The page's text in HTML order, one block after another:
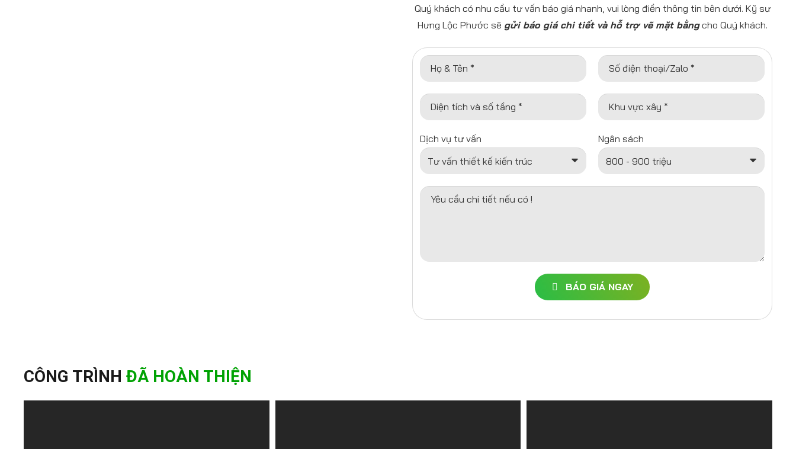
Quý khách có nhu cầu tư vấn báo giá nhanh, vui lòng điền thông tin bên dưới. Kỹ sư
Hưng Lộc Phước sẽ gửi báo giá chi tiết và hỗ trợ vẽ mặt bằngcho Quý khách.
Họ & Tên * Số điện thoại/Zalo *
Diện tích và số tầng * Khu vực xây *
Dịch vụ tư vấn Ngân sách
Yêu cầu chi tiết nếu có !
BÁO GIÁ NGAY
CÔNG TRÌNH ĐÃ HOÀN THIỆN